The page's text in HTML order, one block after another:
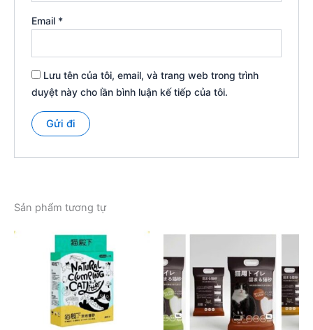
Email *
Lưu tên của tôi, email, và trang web trong trình
duyệt này cho lần bình luận kế tiếp của tôi.
Sản phẩm tương tự